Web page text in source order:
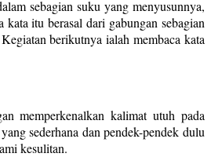
sebagian suku yang menyusunnya,
itu berasal dari gabungan sebagian
berikutnya ialah membaca kata
memperkenalkan kalimat utuh pada
sederhana dan pendek-pendek dulu
kesulitan.